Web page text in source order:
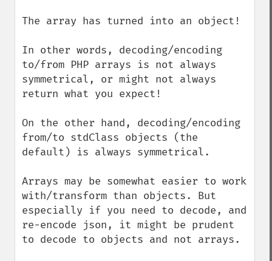
The array has turned into an object!
In other words, decoding/encoding
to/from PHP arrays is not always
symmetrical, or might not always
return what you expect!
On the other hand, decoding/encoding
from/to stdClass objects (the
default) is always symmetrical.
Arrays may be somewhat easier to work
with/transform than objects. But
especially if you need to decode, and
re-encode json, it might be prudent
to decode to objects and not arrays.